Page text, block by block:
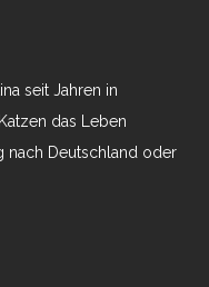
seit Jahren in
das Leben
nach Deutschland oder